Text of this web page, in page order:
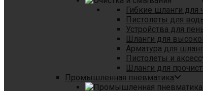
Гибкие шланги для
Пистолеты для
Устройства для
Шланги для
Арматура для
Пистолеты и
Шланги для
Промышленная пневматика